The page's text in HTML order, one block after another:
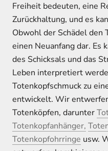
Freiheit bedeuten, eine
Zurückhaltung, und es
Obwohl der Schädel
einen Neuanfang dar. Es
des Schicksals und das
Leben interpretiert
Totenkopfschmuck zu
entwickelt. Wir
Totenköpfen, darunter
Totenkopfanhänger,
Totenkopfohrringe usw.